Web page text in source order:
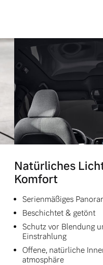
Natürliches
Komfort
Serienmäßiges
Beschichtet & getönt
Schutz vor Blendung
Einstrahlung
Offene, natürliche
atmosphäre